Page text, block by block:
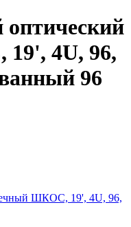
4U, 96,
96